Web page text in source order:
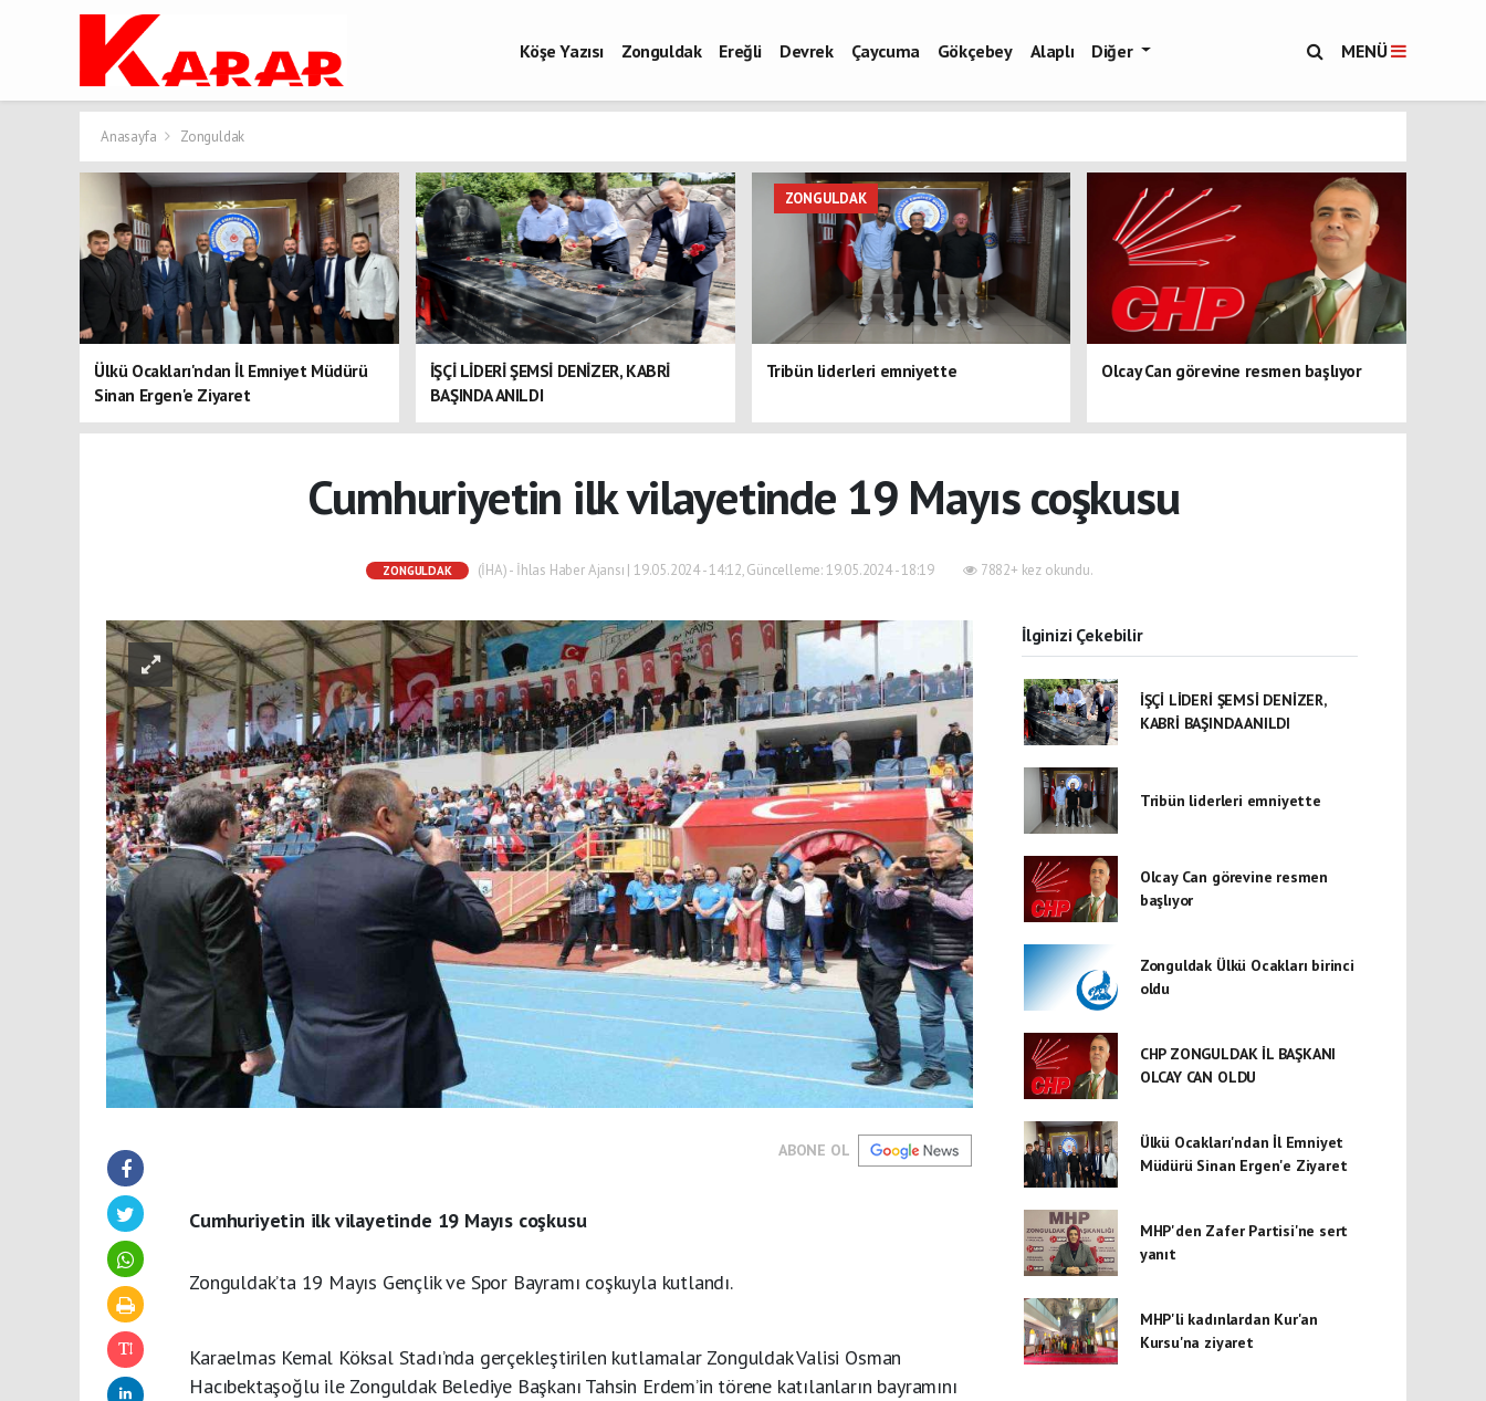
Köşe Yazısı Zonguldak Ereğli Devrek Çaycuma Gökçebey Alaplı Diğer MENÜ
Anasayfa Zonguldak
Ülkü Ocakları'ndan İl Emniyet Müdürü
Sinan Ergen'e Ziyaret
İŞÇİ LİDERİ ŞEMSİ DENİZER, KABRİ
BAŞINDA ANILDI
ZONGULDAK
Tribün liderleri emniyette Olcay Can görevine resmen başlıyor
Cumhuriyetin ilk vilayetinde 19 Mayıs coşkusu
ZONGULDAK (İHA) - İhlas Haber Ajansı | 19.05.2024 - 14:12, Güncelleme: 19.05.2024 - 18:19 7882+ kez okundu.
ABONE OL
Cumhuriyetin ilk vilayetinde 19 Mayıs coşkusu
Zonguldak’ta 19 Mayıs Gençlik ve Spor Bayramı coşkuyla kutlandı.
Karaelmas Kemal Köksal Stadı’nda gerçekleştirilen kutlamalar Zonguldak Valisi Osman
Hacıbektaşoğlu ile Zonguldak Belediye Başkanı Tahsin Erdem’in törene katılanların bayramını
İlginizi Çekebilir
İŞÇİ LİDERİ ŞEMSİ DENİZER,
KABRİ BAŞINDA ANILDI
Tribün liderleri emniyette
Olcay Can görevine resmen
başlıyor
Zonguldak Ülkü Ocakları birinci
oldu
CHP ZONGULDAK İL BAŞKANI
OLCAY CAN OLDU
Ülkü Ocakları'ndan İl Emniyet
Müdürü Sinan Ergen'e Ziyaret
MHP'den Zafer Partisi'ne sert
yanıt
MHP'li kadınlardan Kur'an
Kursu'na ziyaret